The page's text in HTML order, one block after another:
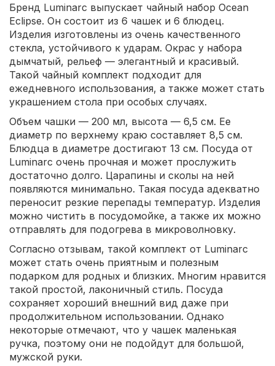
Бренд Luminarc выпускает чайный набор Ocean
Eclipse. Он состоит из 6 чашек и 6 блюдец.
Изделия изготовлены из очень качественного
стекла, устойчивого к ударам. Окрас у набора
дымчатый, рельеф — элегантный и красивый.
Такой чайный комплект подходит для
ежедневного использования, а также может стать
украшением стола при особых случаях.
Объем чашки — 200 мл, высота — 6,5 см. Ее
диаметр по верхнему краю составляет 8,5 см.
Блюдца в диаметре достигают 13 см. Посуда от
Luminarc очень прочная и может прослужить
достаточно долго. Царапины и сколы на ней
появляются минимально. Такая посуда адекватно
переносит резкие перепады температур. Изделия
можно чистить в посудомойке, а также их можно
отправлять для подогрева в микроволновку.
Согласно отзывам, такой комплект от Luminarc
может стать очень приятным и полезным
подарком для родных и близких. Многим нравится
такой простой, лаконичный стиль. Посуда
сохраняет хороший внешний вид даже при
продолжительном использовании. Однако
некоторые отмечают, что у чашек маленькая
ручка, поэтому они не подойдут для большой,
мужской руки.